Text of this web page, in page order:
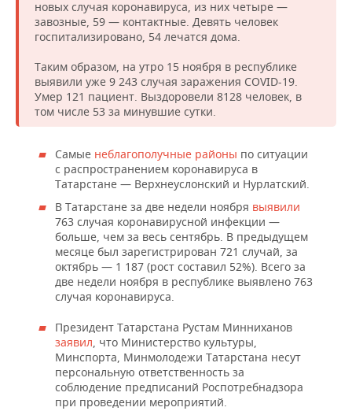
ВОЛЕЙБОЛ
ФИГУРНОЕ КАТАНИЕ
ВОДНЫЕ ВИДЫ СПОРТА
ХОККЕЙ С МЯЧОМ
ИСТОРИЯ
МЕДИЦИНА
ОБРАЗОВАНИЕ
ПРОИСШЕСТВИЯ
СПИСОК ПЕРСОН
ПОЛНАЯ ВЕРСИЯ
новых случая коронавируса, из них четыре —
завозные, 59 — контактные. Девять человек
госпитализировано, 54 лечатся дома.
Таким образом, на утро 15 ноября в республике
выявили уже 9 243 случая заражения COVID-19.
Умер 121 пациент. Выздоровели 8128 человек, в
том числе 53 за минувшие сутки.
Самые неблагополучные районы по ситуации
с распространением коронавируса в
Татарстане — Верхнеуслонский и Нурлатский.
В Татарстане за две недели ноября выявили
763 случая коронавирусной инфекции —
больше, чем за весь сентябрь. В предыдущем
месяце был зарегистрирован 721 случай, за
октябрь — 1 187 (рост составил 52%). Всего за
две недели ноября в республике выявлено 763
случая коронавируса.
Президент Татарстана Рустам Минниханов
заявил, что Министерство культуры,
Минспорта, Минмолодежи Татарстана несут
персональную ответственность за
соблюдение предписаний Роспотребнадзора
при проведении мероприятий.